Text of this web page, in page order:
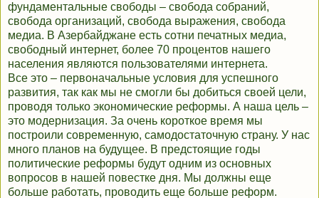
фундаментальные свободы – свобода собраний,
свобода организаций, свобода выражения, свобода
медиа. В Азербайджане есть сотни печатных медиа,
свободный интернет, более 70 процентов нашего
населения являются пользователями интернета.
Все это – первоначальные условия для успешного
развития, так как мы не смогли бы добиться своей цели,
проводя только экономические реформы. А наша цель –
это модернизация. За очень короткое время мы
построили современную, самодостаточную страну. У нас
много планов на будущее. В предстоящие годы
политические реформы будут одним из основных
вопросов в нашей повестке дня. Мы должны еще
больше работать, проводить еще больше реформ.